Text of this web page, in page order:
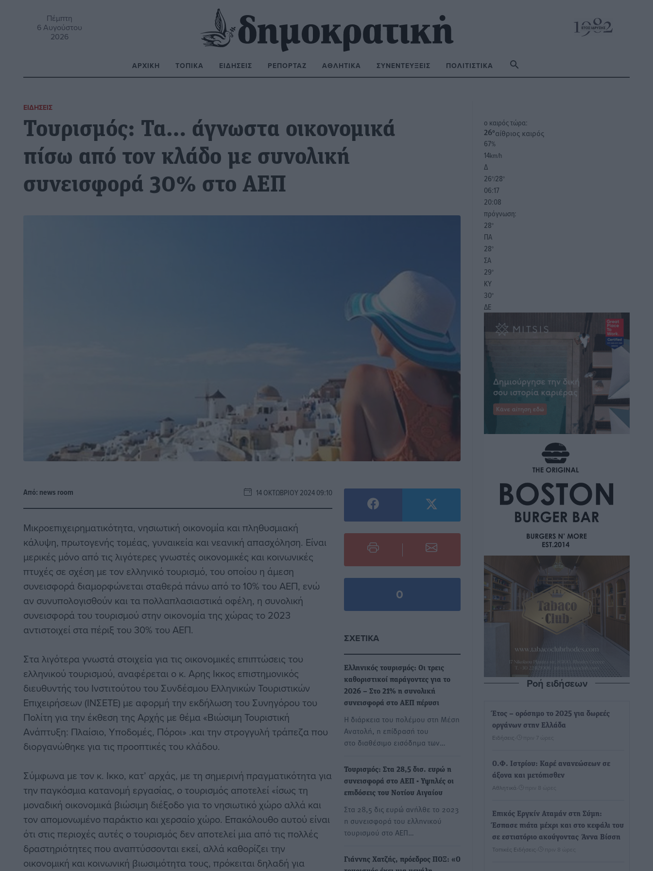
Πέμπτη
6 Αυγούστου
2026
ΑΡΧΙΚΉ ΤΟΠΙΚΆ ΕΙΔΉΣΕΙΣ ΡΕΠΟΡΤΆΖ ΑΘΛΗΤΙΚΆ ΣΥΝΕΝΤΕΎΞΕΙΣ ΠΟΛΙΤΙΣΤΙΚΆ
ΕΙΔΉΣΕΙΣ
Τουρισμός: Τα… άγνωστα οικονομικά
πίσω από τον κλάδο με συνολική
συνεισφορά 30% στο ΑΕΠ
Από: news room 14 ΟΚΤΩΒΡΊΟΥ 2024 09:10
Μικροεπιχειρηματικότητα, νησιωτική οικονομία και πληθυσμιακή
κάλυψη, πρωτογενής τομέας, γυναικεία και νεανική απασχόληση. Είναι
μερικές μόνο από τις λιγότερες γνωστές οικονομικές και κοινωνικές
πτυχές σε σχέση με τον ελληνικό τουρισμό, του οποίου η άμεση
συνεισφορά διαμορφώνεται σταθερά πάνω από το 10% του ΑΕΠ, ενώ
αν συνυπολογισθούν και τα πολλαπλασιαστικά οφέλη, η συνολική
συνεισφορά του τουρισμού στην οικονομία της χώρας το 2023
αντιστοιχεί στα πέριξ του 30% του ΑΕΠ.
Στα λιγότερα γνωστά στοιχεία για τις οικονομικές επιπτώσεις του
ελληνικού τουρισμού, αναφέρεται ο κ. Αρης Ικκος επιστημονικός
διευθυντής του Ινστιτούτου του Συνδέσμου Ελληνικών Τουριστικών
Επιχειρήσεων (ΙΝΣΕΤΕ) με αφορμή την εκδήλωση του Συνηγόρου του
Πολίτη για την έκθεση της Αρχής με θέμα «Βιώσιμη Τουριστική
Ανάπτυξη: Πλαίσιο, Υποδομές, Πόροι» .και την στρογγυλή τράπεζα που
διοργανώθηκε για τις προοπτικές του κλάδου.
Σύμφωνα με τον κ. Ικκο, κατ’ αρχάς, με τη σημερινή πραγματικότητα για
την παγκόσμια κατανομή εργασίας, ο τουρισμός αποτελεί «ίσως τη
μοναδική οικονομικά βιώσιμη διέξοδο για το νησιωτικό χώρο αλλά και
τον απομονωμένο παράκτιο και χερσαίο χώρο. Επακόλουθο αυτού είναι
ότι στις περιοχές αυτές ο τουρισμός δεν αποτελεί μια από τις πολλές
δραστηριότητες που αναπτύσσονται εκεί, αλλά καθορίζει την
οικονομική και κοινωνική βιωσιμότητα τους, πρόκειται δηλαδή για
0
ΣΧΕΤΙΚΆ
Ελληνικός τουρισμός: Οι τρεις
καθοριστικοί παράγοντες για το
2026 – Στο 21% η συνολική
συνεισφορά στο ΑΕΠ πέρυσι
Η διάρκεια του πολέμου στη Μέση
Ανατολή, η επίδρασή του
στο διαθέσιμο εισόδημα των…
Τουρισμός: Στα 28,5 δισ. ευρώ η
συνεισφορά στο ΑΕΠ - Υψηλές οι
επιδόσεις του Νοτίου Αιγαίου
Στα 28,5 δις ευρώ ανήλθε το 2023
η συνεισφορά του ελληνικού
τουρισμού στο ΑΕΠ…
Γιάννης Χατζής, πρόεδρος ΠΟΞ: «Ο
o καιρός τώρα:
26°αίθριος καιρός
67%
14km/h
Δ
26°/28°
06:17
20:08
πρόγνωση:
28°
ΠΑ
28°
ΣΑ
29°
ΚΥ
30°
ΔΕ
Ροή ειδήσεων
Έτος – ορόσημο το 2025 για δωρεές
οργάνων στην Ελλάδα
Ειδήσεις πριν 7 ώρες
Ο.Φ. Ιστρίου: Καρέ ανανεώσεων σε
άξονα και μετόπισθεν
Αθλητικά πριν 8 ώρες
Επικός Εργκίν Αταμάν στη Σύμη:
Έσπασε πιάτα μέχρι και στο κεφάλι του
σε εστιατόριο ακούγοντας Άννα Βίσση
Τοπικές Ειδήσεις πριν 8 ώρες